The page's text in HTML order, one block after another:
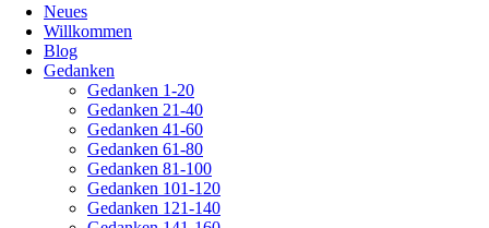
überspringen
Neues
Willkommen
Blog
Gedanken
Gedanken 1-20
Gedanken 21-40
Gedanken 41-60
Gedanken 61-80
Gedanken 81-100
Gedanken 101-120
Gedanken 121-140